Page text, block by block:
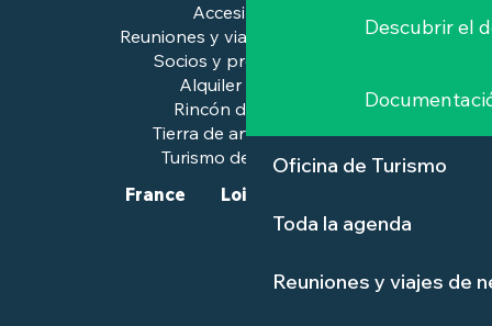
Descubrir el
Oficina de Turismo
Toda la agenda
Reuniones y viajes de
Accesibilidad
Reuniones y viajes de negocios
Socios y profesionales
Alquiler de salas
Rincón de prensa
Tierra de arte e historia
Turismo de calidad™.
France
Loire-Atlantique